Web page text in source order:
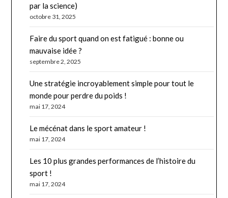
par la science)
octobre 31, 2025
Faire du sport quand on est fatigué : bonne ou
mauvaise idée ?
septembre 2, 2025
Une stratégie incroyablement simple pour tout le
monde pour perdre du poids !
mai 17, 2024
Le mécénat dans le sport amateur !
mai 17, 2024
Les 10 plus grandes performances de l’histoire du
sport !
mai 17, 2024